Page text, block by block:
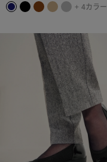
+ 4カラー